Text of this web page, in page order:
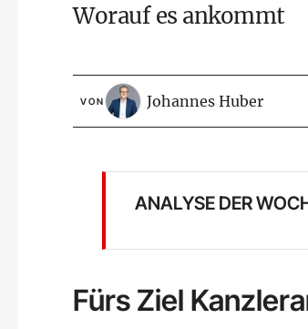
Worauf es ankommt
VON Johannes Huber
ANALYSE DER
Fürs Ziel